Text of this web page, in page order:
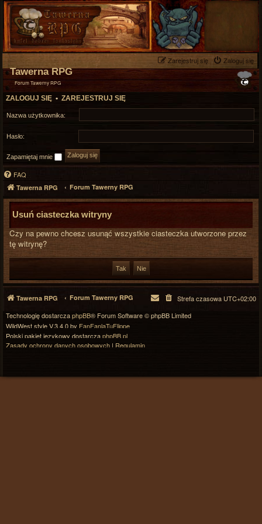
Zaloguj się
Zarejestruj się
Tawerna RPG
Forum Tawerny RPG
ZALOGUJ SIĘ • ZAREJESTRUJ SIĘ
Nazwa użytkownika:
Hasło:
Zapamiętaj mnie
FAQ
Tawerna RPG Forum Tawerny RPG
Usuń ciasteczka witryny
Czy na pewno chcesz usunąć wszystkie ciasteczka utworzone przez
tę witrynę?
Tawerna RPG Forum Tawerny RPG Strefa czasowa UTC+02:00
Technologię dostarczaphpBB® Forum Software © phpBB Limited
WildWest style V.3.4.0 by FanFanlaTuFlippe
Polski pakiet językowy dostarczaphpBB.pl
Zasady ochrony danych osobowych | Regulamin